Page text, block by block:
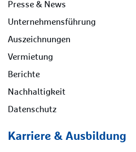
Presse & News
Unternehmensführung
Auszeichnungen
Vermietung
Berichte
Nachhaltigkeit
Datenschutz
Karriere & Ausbildung